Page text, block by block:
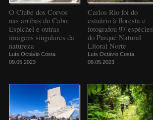
O Clube dos Corvos
nas arribas do Cabo
Espichel e outras
imagens singulares da
natureza
Luís Octávio Costa
09.05.2023
Carlos Rio foi do
estuário à floresta e
fotografou 97 espécies
do Parque Natural
Litoral Norte
Luís Octávio Costa
09.05.2023